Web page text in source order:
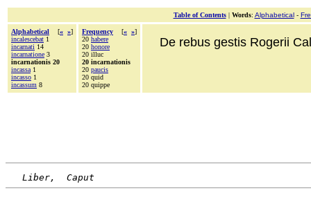
Table of Contents| Words: Alphabetical-
Alphabetical [« »]
incalescebat 1
incarnati 14
incarnatione 3
incarnationis 20
incassa 1
incasso 1
incassum 8
Frequency [« »]
20 habere
20 honore
20 illuc
20 incarnationis
20 paucis
20 quid
20 quippe
De rebus gestis Rogerii
Liber,  Caput